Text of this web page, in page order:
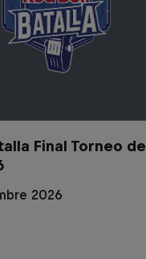
Final Torneo de
2026